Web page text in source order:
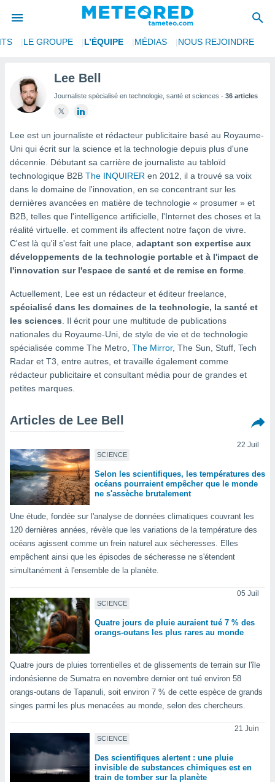
de
a
des
Vous
en
les
des
par le
de
à vous
des
de très
sur
vous
de
qu'ils
ou
de
ACCEPTER
ET
CONTINUER
LE GROUPE L’ÉQUIPE MÉDIAS NOUS REJOINDRE
Lee Bell
Journaliste spécialisé en technologie, santé et sciences - 36 articles
Lee est un journaliste et rédacteur publicitaire basé au Royaume-
Uni qui écrit sur la science et la technologie depuis plus d'une
décennie. Débutant sa carrière de journaliste au tabloïd
technologique B2B The INQUIRER en 2012, il a trouvé sa voix
dans le domaine de l'innovation, en se concentrant sur les
dernières avancées en matière de technologie « prosumer » et
B2B, telles que l'intelligence artificielle, l'Internet des choses et la
réalité virtuelle. et comment ils affectent notre façon de vivre.
C'est là qu'il s'est fait une place, adaptant son expertise aux
développements de la technologie portable et à l'impact de
l'innovation sur l'espace de santé et de remise en forme.
Actuellement, Lee est un rédacteur et éditeur freelance,
spécialisé dans les domaines de la technologie, la santé et
les sciences. Il écrit pour une multitude de publications
nationales du Royaume-Uni, de style de vie et de technologie
spécialisée comme The Metro, The Mirror, The Sun, Stuff, Tech
Radar et T3, entre autres, et travaille également comme
rédacteur publicitaire et consultant média pour de grandes et
petites marques.
Articles de Lee Bell
SCIENCE
22 Juil
Selon les scientifiques, les températures des
océans pourraient empêcher que le monde
ne s'assèche brutalement
Une étude, fondée sur l'analyse de données climatiques couvrant les
120 dernières années, révèle que les variations de la température des
océans agissent comme un frein naturel aux sécheresses. Elles
empêchent ainsi que les épisodes de sécheresse ne s'étendent
simultanément à l'ensemble de la planète.
SCIENCE
05 Juil
Quatre jours de pluie auraient tué 7 % des
orangs-outans les plus rares au monde
Quatre jours de pluies torrentielles et de glissements de terrain sur l'île
indonésienne de Sumatra en novembre dernier ont tué environ 58
orangs-outans de Tapanuli, soit environ 7 % de cette espèce de grands
singes parmi les plus menacées au monde, selon des chercheurs.
SCIENCE
21 Juin
Des scientifiques alertent : une pluie
invisible de substances chimiques est en
train de tomber sur la planète